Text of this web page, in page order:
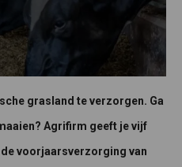
grasland te verzorgen. Ga
Agrifirm geeft je vijf
voorjaarsverzorging van